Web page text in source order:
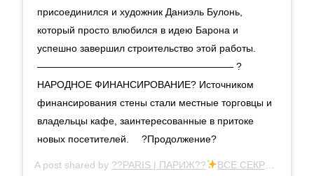
присоединился и художник Даниэль Булонь,
который просто влюбился в идею Барона и
успешно завершил строительство этой работы.
———————————————————— ?
НАРОДНОЕ ФИНАНСИРОВАНИЕ? Источником
финансирования стены стали местные торговцы и
владельцы кафе, заинтересованные в притоке
новых посетителей. ⠀ ?Продолжение?
A post shared by ??PARIS | ПАРИЖ?? ВСЕ СЕКРЕТЫ